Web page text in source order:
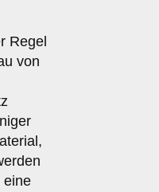
Regel
von
eine